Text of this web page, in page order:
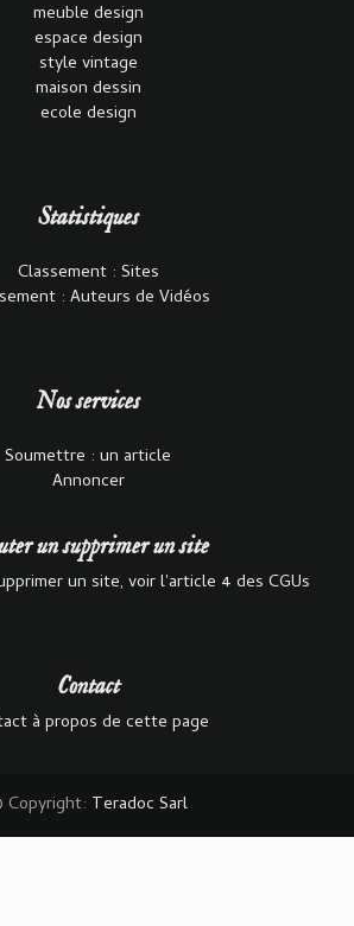
meuble design
espace design
style vintage
maison dessin
ecole design
Statistiques
Classement : Sites
: Auteurs de Vidéos
Nos services
Soumettre : un article
Annoncer
un supprimer un site
un site, voir l'article 4 des CGUs
Contact
à propos de cette page
Copyright: Teradoc Sarl